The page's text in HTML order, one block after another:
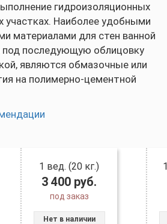
гидроизоляционных
участках. Наиболее удобными
материалами для стен ванной
последующую облицовку
являются обмазочные или
на полимерно-цементной
1 вед. (20 кг.)
3 400 руб.
под заказ
Нет в наличии